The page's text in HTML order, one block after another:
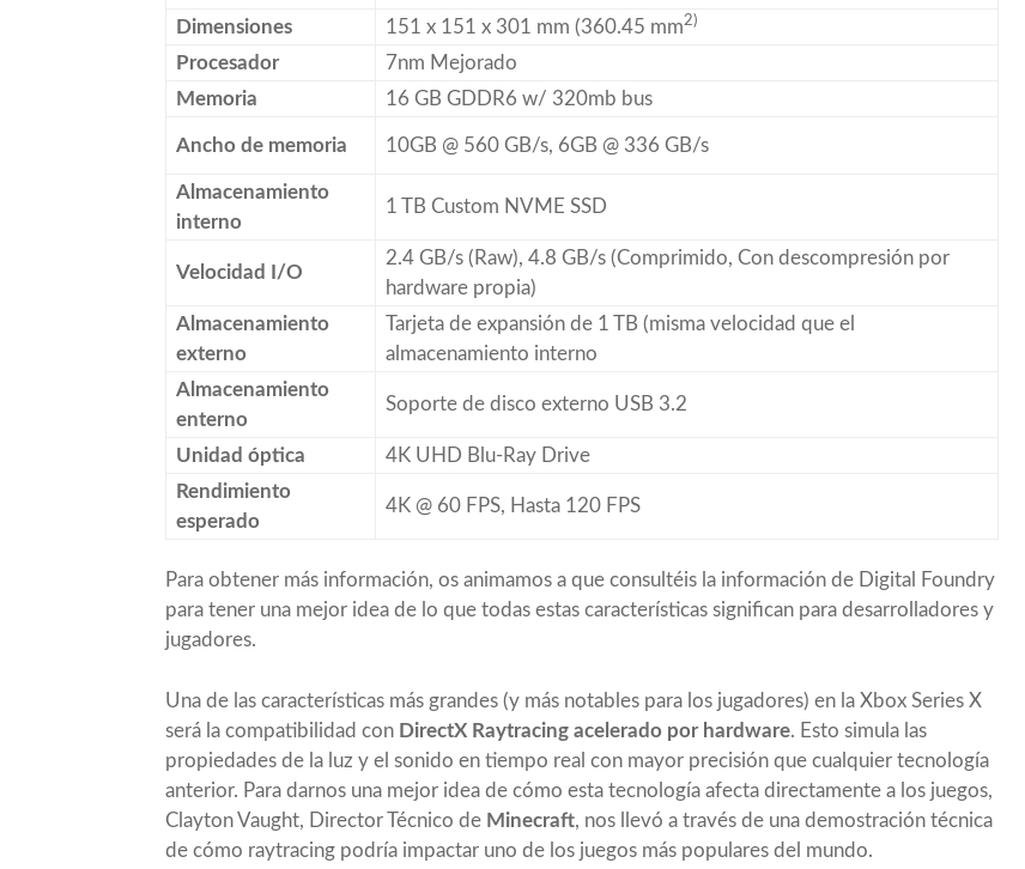
Dimensiones 151 x 151 x 301 mm (360.45 mm2)
Procesador
7nm Mejorado
Memoria
16 GB GDDR6 w/ 320mb bus
Ancho de memoria 10GB @ 560 GB/s, 6GB @ 336 GB/s
Almacenamiento
interno
1 TB Custom NVME SSD
Velocidad I/O
2.4 GB/s (Raw), 4.8 GB/s (Comprimido, Con descompresión por
hardware propia)
Almacenamiento
externo
Tarjeta de expansión de 1 TB (misma velocidad que el
almacenamiento interno
Almacenamiento
enterno
Soporte de disco externo USB 3.2
Unidad óptica
4K UHD Blu-Ray Drive
Rendimiento
esperado
4K @ 60 FPS, Hasta 120 FPS
Para obtener más información, os animamos a que consultéis la información de Digital Foundry
para tener una mejor idea de lo que todas estas características significan para desarrolladores y
jugadores.
Una de las características más grandes (y más notables para los jugadores) en la Xbox Series X
será la compatibilidad con DirectX Raytracing acelerado por hardware. Esto simula las
propiedades de la luz y el sonido en tiempo real con mayor precisión que cualquier tecnología
anterior. Para darnos una mejor idea de cómo esta tecnología afecta directamente a los juegos,
Clayton Vaught, Director Técnico de Minecraft, nos llevó a través de una demostración técnica
de cómo raytracing podría impactar uno de los juegos más populares del mundo.